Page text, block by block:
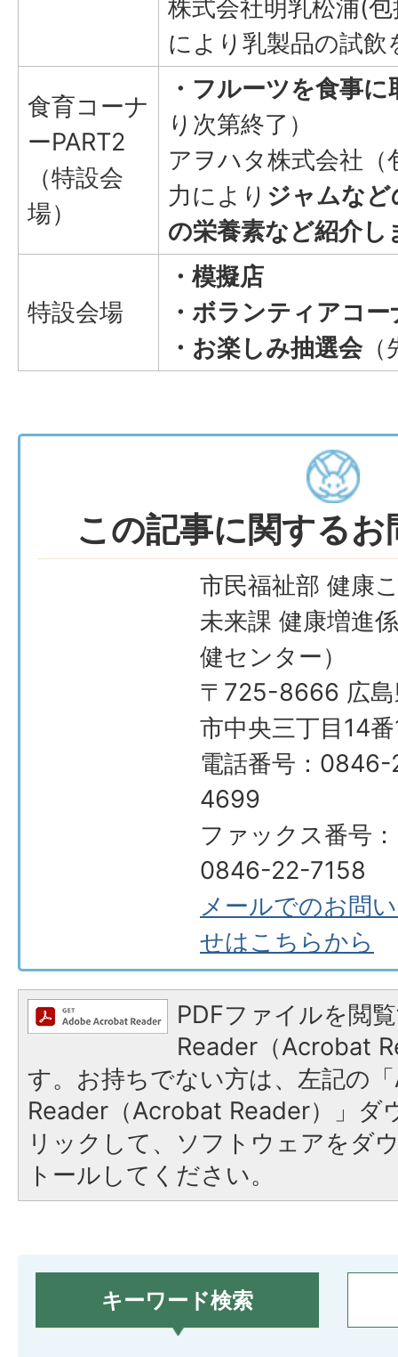
株式会社明乳松浦(
により乳製品の試飲
食育コーナ
ーPART2
（特設会
場）
・フルーツを食事
り次第終了）
アヲハタ株式会社（
力により ジャムな
の栄養素など紹介し
特設会場
・模擬店
・ボランティアコー
・お楽しみ抽選会（
この記事に関する
市民福祉部 健康
未来課 健康増進
健センター）
〒725-8666 広島
市中央三丁目14
電話番号：
4699
ファックス番号：
0846-22-7158
メールでのお問
せはこちらから
PDFファイルを閲
Reader（Acrobat
す。お持ちでない方は、左記の
Reader（Acrobat Reader）」ダ
リックして、ソフトウェアをダ
トールしてください。
キーワード検索